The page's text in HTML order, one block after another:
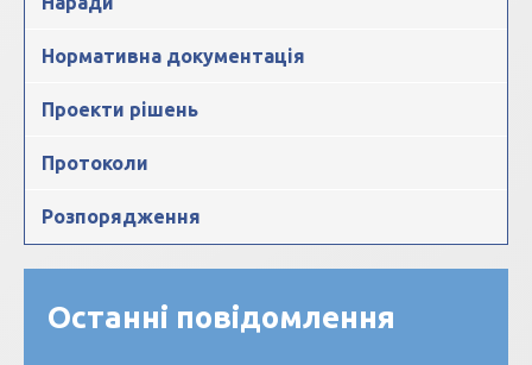
Нормативна документація
Проекти рішень
Протоколи
Розпорядження
Останні повідомлення